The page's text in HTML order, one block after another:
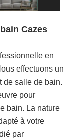
Cazes
en
effectuons un
de salle de bain.
pour
bain. La nature
à votre
par